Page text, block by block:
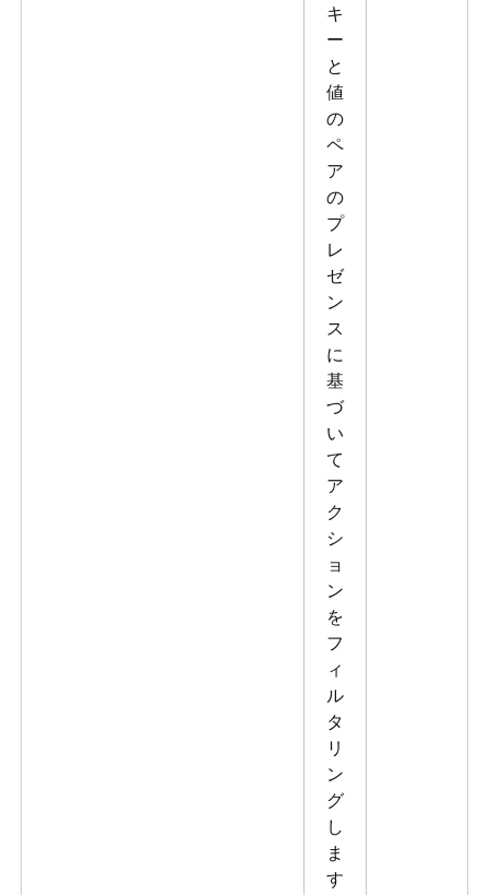
キ
ー
と
値
の
ペ
ア
の
プ
レ
ゼ
ン
ス
に
基
づ
い
て
ア
ク
シ
ョ
ン
を
フ
ィ
ル
タ
リ
ン
グ
し
ま
す